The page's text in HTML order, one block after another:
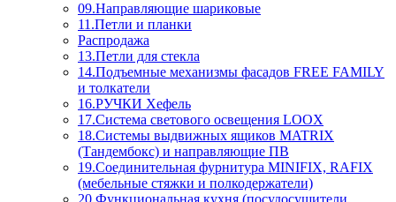
09.Направляющие шариковые
11.Петли и планки
Распродажа
13.Петли для стекла
14.Подъемные механизмы фасадов FREE FAMILY
и толкатели
16.РУЧКИ Хефель
17.Система светового освещения LOOX
18.Системы выдвижных ящиков MATRIX
(Тандембокс) и направляющие ПВ
19.Соединительная фурнитура MINIFIX, RAFIX
(мебельные стяжки и полкодержатели)